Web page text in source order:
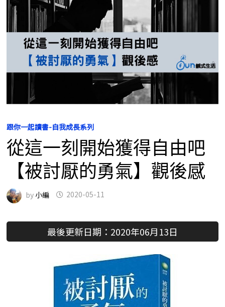
跟你一起讀書-自我成長系列
從這一刻開始獲得自由吧
【被討厭的勇氣】觀後感
by 小編 2020-05-11
最後更新日期：2020年06月13日